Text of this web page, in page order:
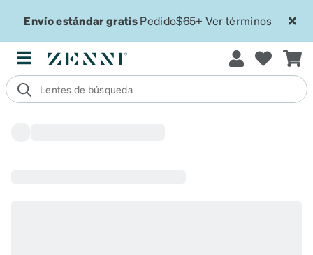
Envío estándar gratisPedido$65+ Ver términos